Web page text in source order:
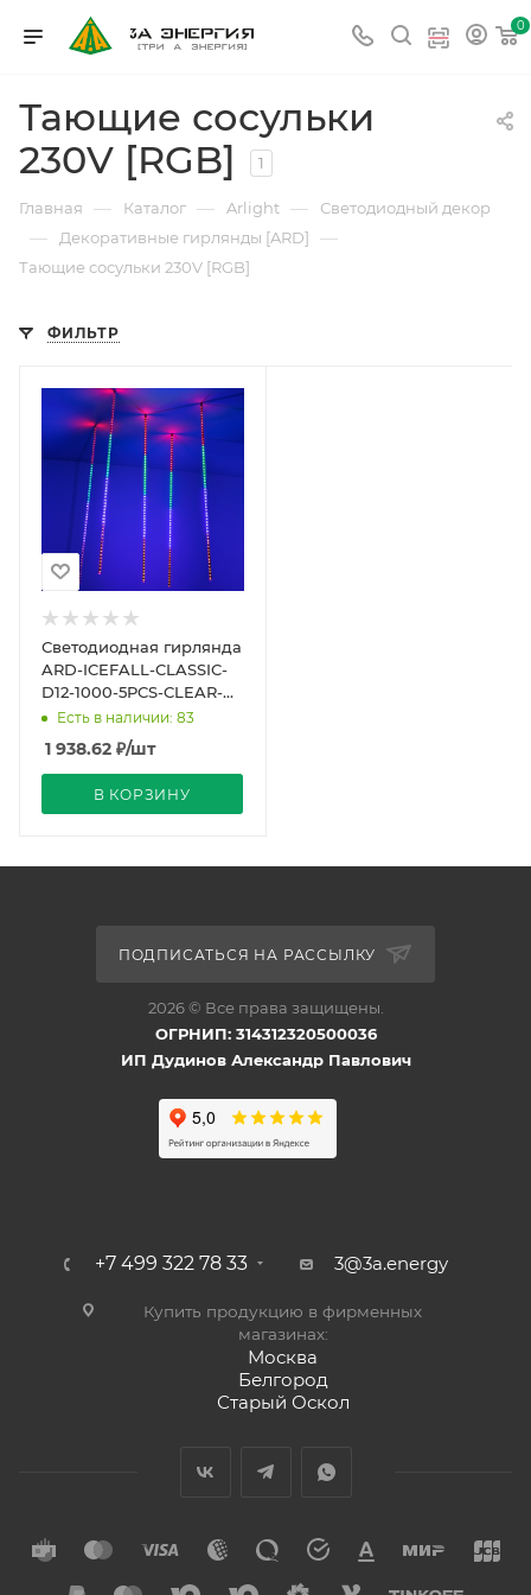
0
Тающие сосульки
230V [RGB]
1
Главная — Каталог — Arlight — Светодиодный декор
— Декоративные гирлянды [ARD] —
Тающие сосульки 230V [RGB]
ФИЛЬТР
Светодиодная гирлянда
ARD-ICEFALL-CLASSIC-
D12-1000-5PCS-CLEAR-
120LED-LIVE RGB (230V,
11W) (Ardecoled
Есть в наличии: 83
1 938.62 ₽/шт
В КОРЗИНУ
ПОДПИСАТЬСЯ НА РАССЫЛКУ
2026 © Все права защищены.
ОГРНИП: 314312320500036
ИП Дудинов Александр Павлович
+7 499 322 78 33 3@3a.energy
Купить продукцию в фирменных
магазинах:
Москва
Белгород
Старый Оскол